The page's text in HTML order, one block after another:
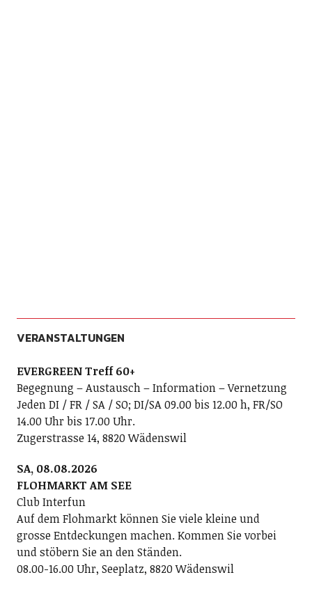
VERANSTALTUNGEN
EVERGREEN Treff 60+
Begegnung – Austausch – Information – Vernetzung
Jeden DI / FR / SA / SO; DI/SA 09.00 bis 12.00 h, FR/SO
14.00 Uhr bis 17.00 Uhr.
Zugerstrasse 14, 8820 Wädenswil
SA, 08.08.2026
FLOHMARKT AM SEE
Club Interfun
Auf dem Flohmarkt können Sie viele kleine und
grosse Entdeckungen machen. Kommen Sie vorbei
und stöbern Sie an den Ständen.
08.00-16.00 Uhr, Seeplatz, 8820 Wädenswil